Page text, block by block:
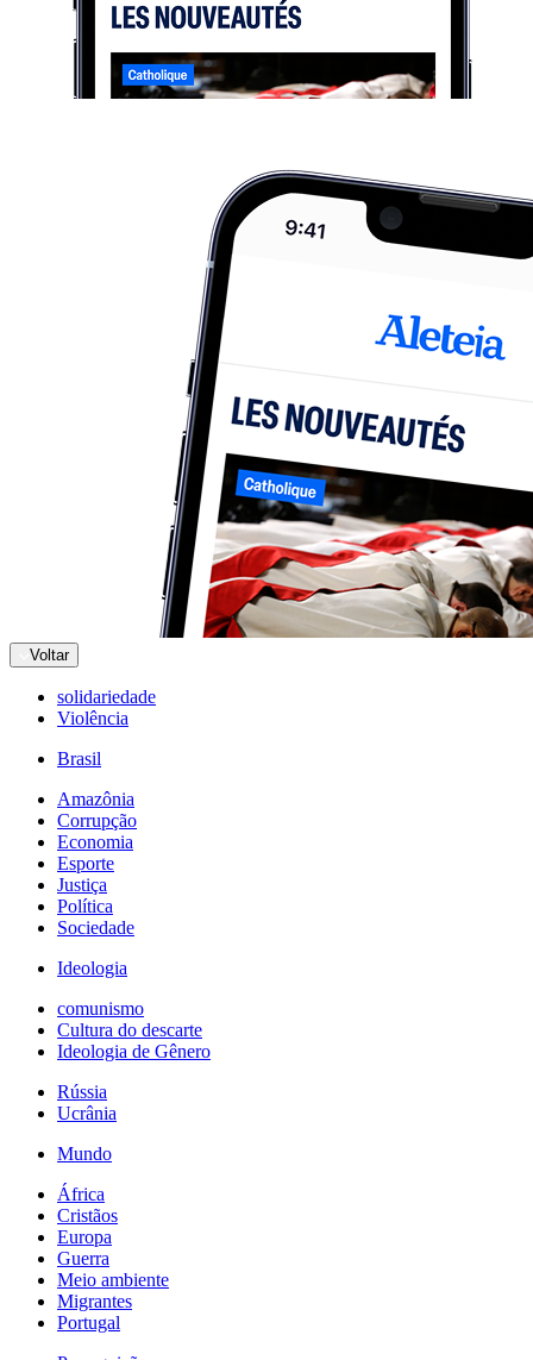
Voltar
solidariedade
Violência
Brasil
Amazônia
Corrupção
Economia
Esporte
Justiça
Política
Sociedade
Ideologia
comunismo
Cultura do descarte
Ideologia de Gênero
Rússia
Ucrânia
Mundo
África
Cristãos
Europa
Guerra
Meio ambiente
Migrantes
Portugal